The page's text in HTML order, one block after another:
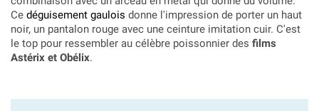
Ce déguisement gaulois donne l'impression de porter un haut
noir, un pantalon rouge avec une ceinture imitation cuir. C'est
le top pour ressembler au célèbre poissonnier des films
Astérix et Obélix.